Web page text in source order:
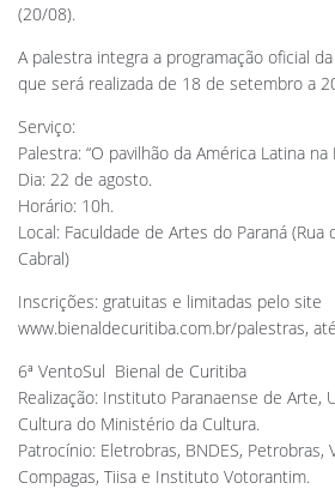
(20/08).
A palestra integra a programação oficial
que será realizada de 18 de setembro a
Serviço:
Palestra: “O pavilhão da América Latina na
Dia: 22 de agosto.
Horário: 10h.
Local: Faculdade de Artes do Paraná (Rua
Cabral)
Inscrições: gratuitas e limitadas pelo site
www.bienaldecuritiba.com.br/palestras,
6ª VentoSul  Bienal de Curitiba
Realização: Instituto Paranaense de Arte,
Cultura do Ministério da Cultura.
Patrocínio: Eletrobras, BNDES, Petrobras,
Compagas, Tiisa e Instituto Votorantim.